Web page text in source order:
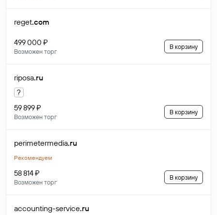
reget.com
499 000 ₽
Возможен торг
В корзину
riposa.ru
?
59 899 ₽
Возможен торг
В корзину
perimetermedia.ru
Рекомендуем
58 814 ₽
Возможен торг
В корзину
accounting-service.ru